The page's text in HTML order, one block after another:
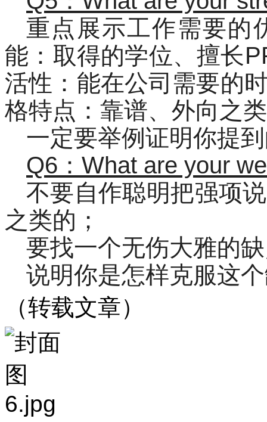
重点展示工作需要的
能：取得的学位、擅长
活性：能在公司需要的
格特点：靠谱、外向之
一定要举例证明你提
Q6：What are your
不要自作聪明把强项
之类的；
要找一个无伤大雅的
说明你是怎样克服这
（转载文章）